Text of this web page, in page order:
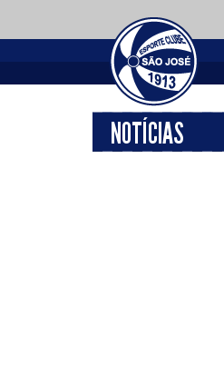
NOTÍCIAS